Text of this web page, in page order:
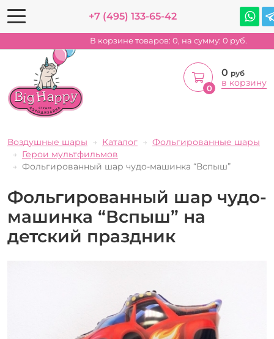
+7 (495) 133-65-42
В корзине товаров: 0, на сумму: 0 руб.
0
0 руб
в корзину
Воздушные шары Каталог
Фольгированные шары
Герои мультфильмов
Фольгированный шар чудо-машинка “Вспыш”
Фольгированный шар чудо-
машинка “Вспыш” на
детский праздник